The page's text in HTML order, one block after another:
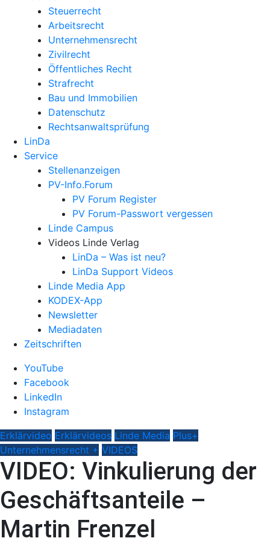
Steuerrecht
Arbeitsrecht
Unternehmens­recht
Zivilrecht
Öffentliches Recht
Strafrecht
Bau und Immobilien
Datenschutz
Rechtsanwalts­prüfung
LinDa
Service
Stellenanzeigen
PV-Info.Forum
PV Forum Register
PV Forum-Passwort vergessen
Linde Campus
Videos Linde Verlag
LinDa – Was ist neu?
LinDa Support Videos
Linde Media App
KODEX-App
Newsletter
Mediadaten
Zeitschriften
YouTube
Facebook
LinkedIn
Instagram
Erklärvideo Erklärvideos Linde Media Plus+
Unternehmensrecht + VIDEOS
VIDEO: Vinkulierung der
Geschäftsanteile –
Martin Frenzel